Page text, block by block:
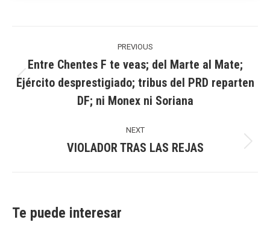
PREVIOUS
Previous
post:
Entre Chentes F te veas; del Marte al Mate;
Ejército desprestigiado; tribus del PRD reparten
DF; ni Monex ni Soriana
NEXT
Next
VIOLADOR TRAS LAS REJAS
Te puede interesar